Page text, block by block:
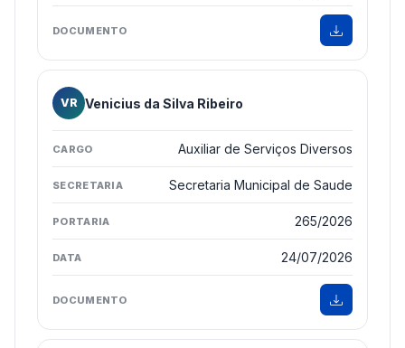
VR Venicius da Silva Ribeiro
Auxiliar de Serviços Diversos
Secretaria Municipal de Saude
265/2026
24/07/2026